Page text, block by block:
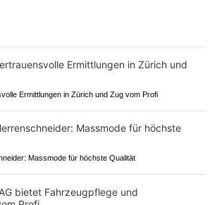
Ermittlungen in Zürich und Zug vom Profi
Massmode für höchste Qualität